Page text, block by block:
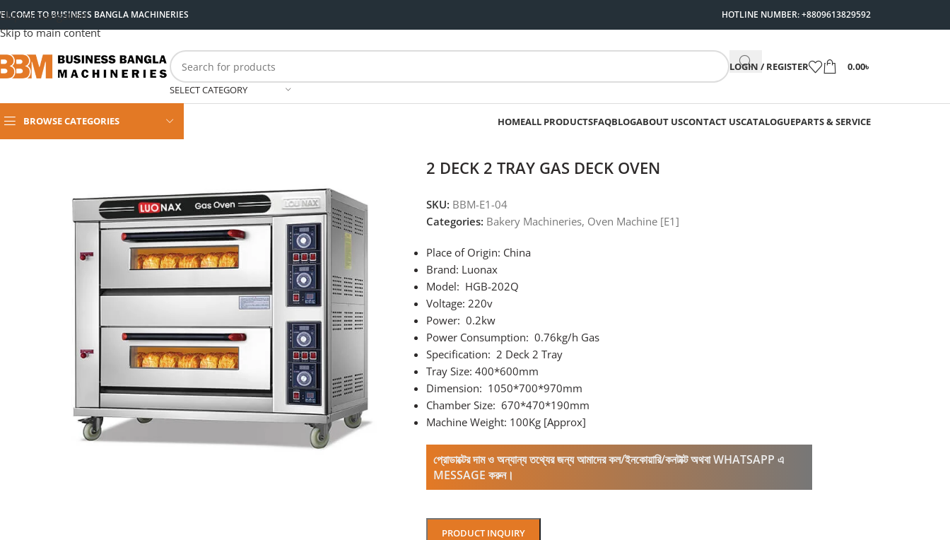
Skip to navigation
Skip to main content
TO BUSINESS BANGLA MACHINERIES HOTLINE NUMBER: +8809613829592
SELECT CATEGORY
LOGIN / REGISTER 0.00৳
BROWSE CATEGORIES HOMEALL PRODUCTSFAQBLOGABOUT USCONTACT USCATALOGUEPARTS & SERVICE
2 DECK 2 TRAY GAS DECK OVEN
SKU: BBM-E1-04
Categories: Bakery Machineries, Oven Machine [E1]
Place of Origin: China
Brand: Luonax
Model: HGB-202Q
Voltage: 220v
Power: 0.2kw
Power Consumption: 0.76kg/h Gas
Specification: 2 Deck 2 Tray
Tray Size: 400*600mm
Dimension: 1050*700*970mm
Chamber Size: 670*470*190mm
Machine Weight: 100Kg [Approx]
প্রোডাক্টের দাম ও অন্যান্য তথ্যের জন্য আমাদের কল/ইনকোয়ারি/কনটাক্ট অথবা WHATSAPP এ
MESSAGE করুন।
PRODUCT INQUIRY